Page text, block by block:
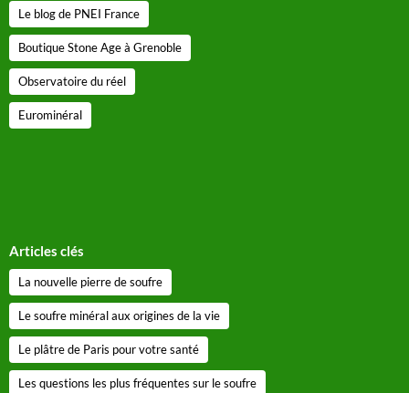
Le blog de PNEI France
Boutique Stone Age à Grenoble
Observatoire du réel
Eurominéral
Articles clés
La nouvelle pierre de soufre
Le soufre minéral aux origines de la vie
Le plâtre de Paris pour votre santé
Les questions les plus fréquentes sur le soufre